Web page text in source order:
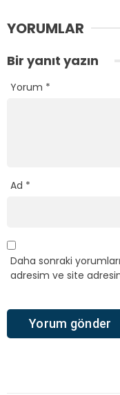
YORUMLAR
Bir yanıt yazın
Yorum *
Ad *
Daha sonraki
adresim ve site